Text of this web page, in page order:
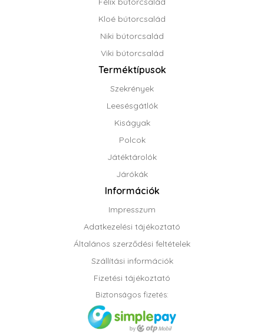
Kloé bútorcsalád
Niki bútorcsalád
Viki bútorcsalád
Terméktípusok
Szekrények
Leesésgátlók
Kiságyak
Polcok
Játéktárolók
Járókák
Információk
Impresszum
Adatkezelési tájékoztató
Általános szerződési feltételek
Szállítási információk
Fizetési tájékoztató
Biztonságos fizetés: